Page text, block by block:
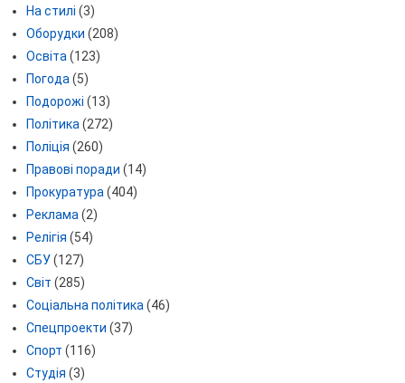
На стилі (3)
Оборудки (208)
Освіта (123)
Погода (5)
Подорожі (13)
Політика (272)
Поліція (260)
Правові поради (14)
Прокуратура (404)
Реклама (2)
Релігія (54)
СБУ(127)
Світ (285)
Соціальна політика (46)
Спецпроекти (37)
Спорт (116)
Студія (3)